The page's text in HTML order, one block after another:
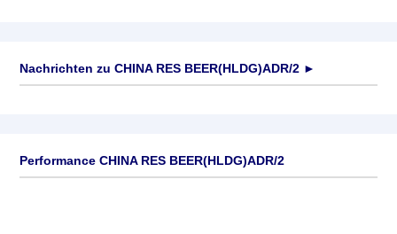
Nachrichten zu CHINA RES BEER(HLDG)ADR/2 ►
Performance CHINA RES BEER(HLDG)ADR/2